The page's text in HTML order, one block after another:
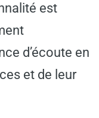
est
d’écoute en
et de leur